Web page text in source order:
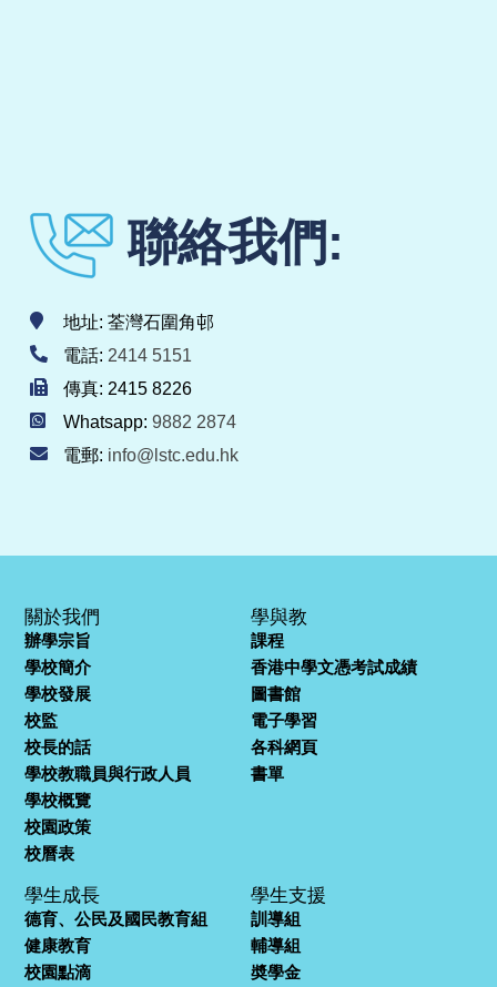
聯絡我們:
地址: 荃灣石圍角邨
電話: 2414 5151
傳真: 2415 8226
Whatsapp: 9882 2874
電郵: info@lstc.edu.hk
關於我們
辦學宗旨
學校簡介
學校發展
校監
校長的話
學校教職員與行政人員
學校概覽
校園政策
校曆表
學與教
課程
香港中學文憑考試成績
圖書館
電子學習
各科網頁
書單
學生成長
德育、公民及國民教育組
健康教育
校園點滴
學生支援
訓導組
輔導組
奬學金